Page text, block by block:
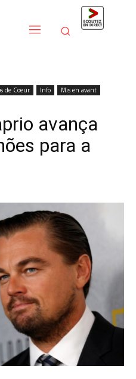
de Coeur Info
Mis en avant
avança
para a